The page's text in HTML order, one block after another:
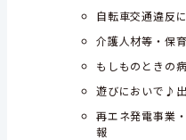
自転車交通違反
介護人材等・保
もしものときの
遊びにおいで♪出
再エネ発電事業
報